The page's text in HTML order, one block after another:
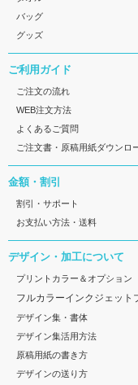
バッグ
グッズ
ご利用ガイド
ご注文の流れ
WEB注文方法
よくあるご質問
ご注文書・原稿用紙ダウンロ
金額・割引
割引・サポート
お支払い方法・送料
デザイン・加工について
プリントカラー＆オプション
フルカラーインクジェット
デザイン集・書体
デザイン集活用方法
原稿用紙の書き方
デザインの送り方